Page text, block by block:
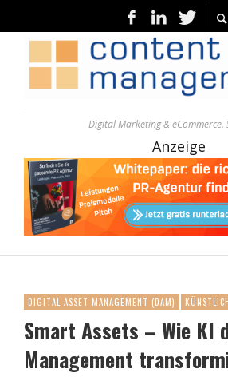
Digital Marketing & eCommerce.
Anzeige
DIGITAL ASSET MANAGEMENT (DAM)
Smart Assets – Wie KI
Management